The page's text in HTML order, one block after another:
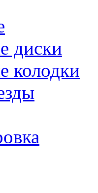
диски
колодки